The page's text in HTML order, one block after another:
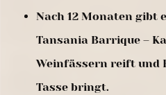
Nach 12 Monaten gibt
Tansania Barrique –
Weinfässern reift und
Tasse bringt.